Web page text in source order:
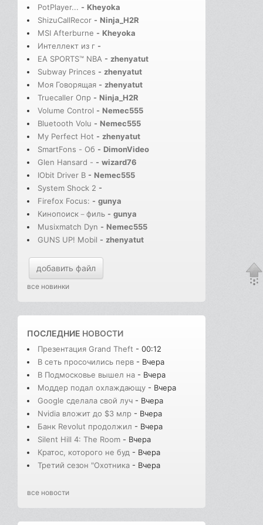
PotPlayer... - Kheyoka
ShizuCallRecor - Ninja_H2R
MSI Afterburne - Kheyoka
Интеллект из г -
EA SPORTS™ NBA - zhenyatut
Subway Princes - zhenyatut
Моя Говорящая - zhenyatut
Truecaller Опр - Ninja_H2R
Volume Control - Nemec555
Bluetooth Volu - Nemec555
My Perfect Hot - zhenyatut
SmartFons - Об - DimonVideo
Glen Hansard - - wizard76
IObit Driver B - Nemec555
System Shock 2 -
Firefox Focus: - gunya
Кинопоиск－филь - gunya
Musixmatch Dyn - Nemec555
GUNS UP! Mobil - zhenyatut
добавить файл
все новинки
ПОСЛЕДНИЕ НОВОСТИ
Презентация Grand Theft - 00:12
В сеть просочились перв - Вчера
В Подмосковье вышел на - Вчера
Моддер подал охлаждающу - Вчера
Google сделала свой луч - Вчера
Nvidia вложит до $3 млр - Вчера
Банк Revolut продолжил - Вчера
Silent Hill 4: The Room - Вчера
Кратос, которого не буд - Вчера
Третий сезон "Охотника - Вчера
все новости